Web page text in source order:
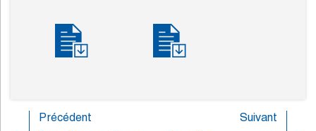
Précédent Suivant